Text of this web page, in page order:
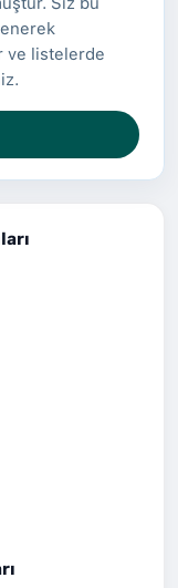
ve listelerde